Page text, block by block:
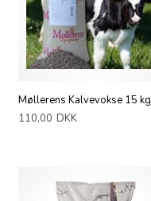
Møllerens Kalvevokse 15 kg
110,00 DKK